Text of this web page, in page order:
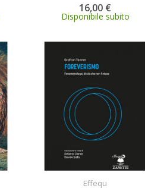
16,00 €
Disponibile subito
Effequ
ACQUISTA